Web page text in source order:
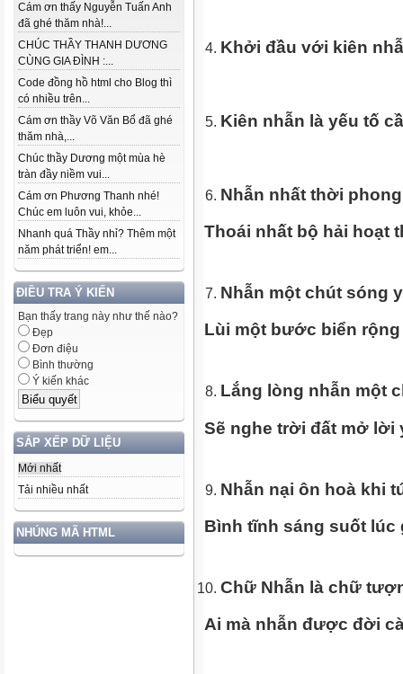
Cám ơn thấy Nguyễn Tuấn Anh
đã ghé thăm nhà!...
CHÚC THẦY THANH DƯƠNG
CÙNG GIA ĐÌNH :...
Code đồng hồ html cho Blog thì
có nhiều trên...
Cám ơn thầy Võ Văn Bổ đã ghé
thăm nhà,...
Chúc thầy Dương một mùa hè
tràn đầy niềm vui...
Cám ơn Phương Thanh nhé!
Chúc em luôn vui, khỏe...
Nhanh quá Thầy nhỉ? Thêm một
năm phát triển! em...
ĐIỀU TRA Ý KIẾN
Bạn thấy trang này như thế nào?
Đẹp
Đơn điệu
Bình thường
Ý kiến khác
SẮP XẾP DỮ LIỆU
Mới nhất
Tải nhiều nhất
NHÚNG MÃ HTML
Khởi đầu với kiên
Kiên nhẫn là yếu tố
Nhẫn nhất thời
Thoái nhất bộ hải hoạt
Nhẫn một chút sóng
Lùi một bước biển
Lắng lòng nhẫn một
Sẽ nghe trời đất mở lời
Nhẫn nại ôn hoà khi
Bình tĩnh sáng suốt lúc
Chữ Nhẫn là chữ
Ai mà nhẫn được đời